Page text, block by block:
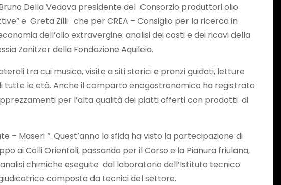
Della Vedova presidente del Consorzio produttori olio
e Greta Zilli che per CREA – Consiglio per la ricerca in
dell’olio extravergine: analisi dei costi e dei ricavi della
Zanitzer della Fondazione Aquileia.
tra cui musica, visite a siti storici e pranzi guidati, letture
tutte le età. Anche il comparto enogastronomico ha registrato
per l’alta qualità dei piatti offerti con prodotti di
– Maseri “. Quest’anno la sfida ha visto la partecipazione di
ai Colli Orientali, passando per il Carso e la Pianura friulana,
chimiche eseguite dal laboratorio dell’Istituto tecnico
composta da tecnici del settore.